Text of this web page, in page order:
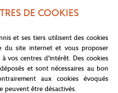
twist plus décontracté et coloré.
enrichie par des touches
les garçons, incarne le
DE COOKIES
et ses tiers utilisent des cookies
du site internet et vous proposer
vos centres d'intérêt. Des cookies
et sont nécessaires au bon
aux cookies évoqués
peuvent être désactivés.